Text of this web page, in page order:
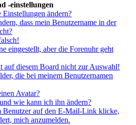
-einstellungen
ändern?
dass mein Benutzername in der
eingestellt, aber die Forenuhr geht
auf diesem Board nicht zur Auswahl!
die bei meinem Benutzernamen
Avatar?
wie kann ich ihn ändern?
Benutzer auf den E-Mail-Link klicke,
mich anzumelden.